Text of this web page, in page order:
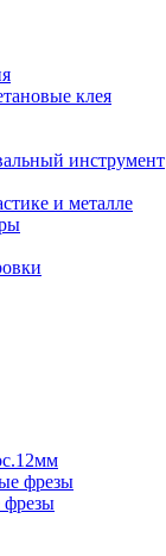
клея
инструмент
и металле
фрезы
фрезы